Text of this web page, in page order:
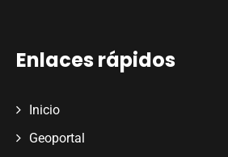
Enlaces rápidos
Inicio
Geoportal